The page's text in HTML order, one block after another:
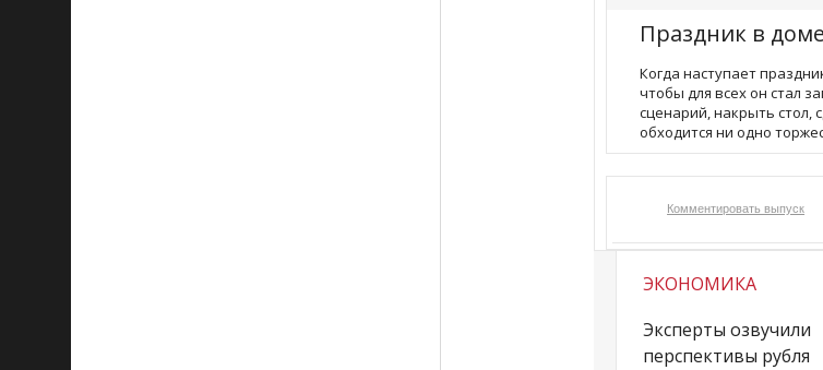
Праздник в доме
Когда наступает
чтобы для всех он стал
сценарий, накрыть стол,
обходится ни одно
Комментировать выпуск
ЭКОНОМИКА
Эксперты озвучили
перспективы рубля